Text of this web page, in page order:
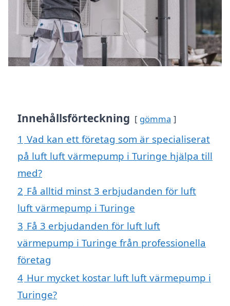
Innehållsförteckning gömma
1 Vad kan ett företag som är specialiserat
på luft luft värmepump i Turinge hjälpa till
med?
2 Få alltid minst 3 erbjudanden för luft
luft värmepump i Turinge
3 Få 3 erbjudanden för luft luft
värmepump i Turinge från professionella
företag
4 Hur mycket kostar luft luft värmepump i
Turinge?